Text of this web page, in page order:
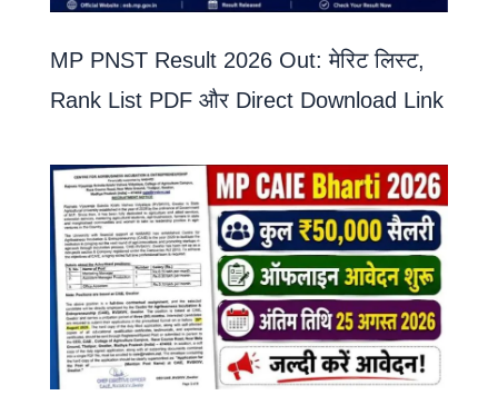
MP PNST Result 2026 Out: मेरिट लिस्ट,
Rank List PDF और Direct Download Link